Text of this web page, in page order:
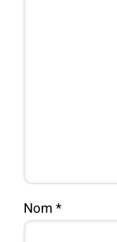
Nom *